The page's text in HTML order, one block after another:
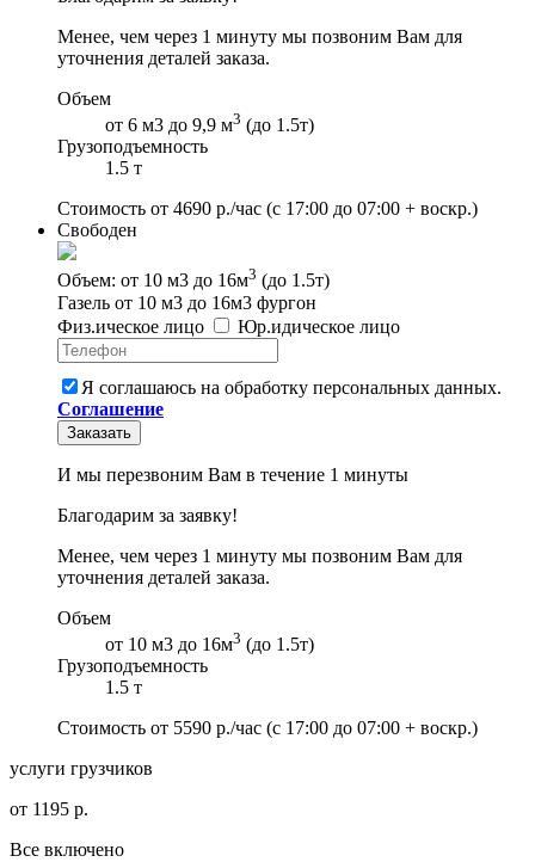
Менее, чем через 1 минуту мы позвоним Вам для
уточнения деталей заказа.
Объем
от 6 м3 до 9,9 м3 (до 1.5т)
Грузоподъемность
1.5 т
Стоимость от 4690 р./час (с 17:00 до 07:00 + воскр.)
Свободен
Объем: от 10 м3 до 16м3 (до 1.5т)
Газель от 10 м3 до 16м3 фургон
Физ.ическое лицо Юр.идическое лицо
Я соглашаюсь на обработку персональных данных.
Соглашение
Заказать
И мы перезвоним Вам в течение 1 минуты
Благодарим за заявку!
Менее, чем через 1 минуту мы позвоним Вам для
уточнения деталей заказа.
Объем
от 10 м3 до 16м3 (до 1.5т)
Грузоподъемность
1.5 т
Стоимость от 5590 р./час (с 17:00 до 07:00 + воскр.)
услуги грузчиков
от 1195 р.
Все включено